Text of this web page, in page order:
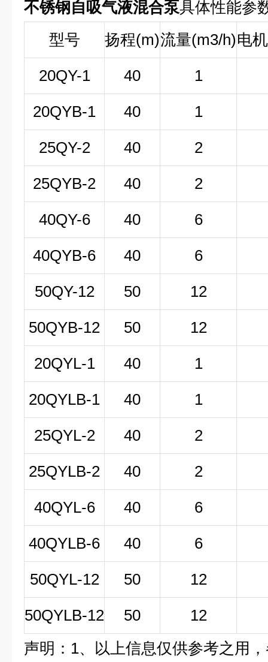
不锈钢自吸气液混合泵具体性能参
型号
扬程(m)流量(m3/h)电
20QY-1
40
1
20QYB-1
40
1
25QY-2
40
2
25QYB-2
40
2
40QY-6
40
6
40QYB-6
40
6
50QY-12
50
12
50QYB-12
50
12
20QYL-1
40
1
20QYLB-1
40
1
25QYL-2
40
2
25QYLB-2
40
2
40QYL-6
40
6
40QYLB-6
40
6
50QYL-12
50
12
50QYLB-12
50
12
声明：1、以上信息仅供参考之用